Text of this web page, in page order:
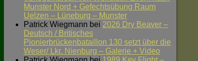
Munster Nord + Gefechtsübung Raum
Uelzen – Lüneburg – Munster
Patrick Wiegmann bei 2026 Dry Beaver –
Deutsch / Britisches
Pionierbrückenbataillon 130 setzt über die
Weser/ Lkr. Nienburg – Galerie + Video